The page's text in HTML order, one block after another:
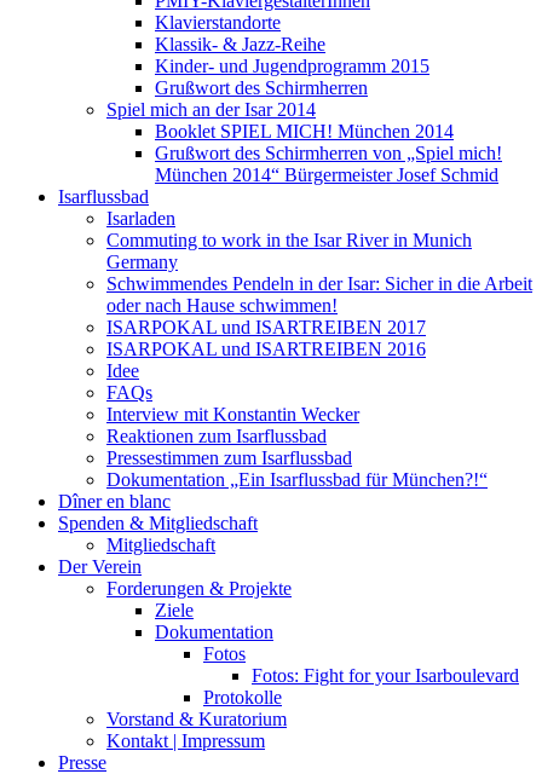
Klavierstandorte
Klassik- & Jazz-Reihe
Kinder- und Jugendprogramm 2015
Grußwort des Schirmherren
Spiel mich an der Isar 2014
Booklet SPIEL MICH! München 2014
Grußwort des Schirmherren von „Spiel mich!
München 2014“ Bürgermeister Josef Schmid
Isarflussbad
Isarladen
Commuting to work in the Isar River in Munich
Germany
Schwimmendes Pendeln in der Isar: Sicher in die Arbeit
oder nach Hause schwimmen!
ISARPOKAL und ISARTREIBEN 2017
ISARPOKAL und ISARTREIBEN 2016
Idee
FAQs
Interview mit Konstantin Wecker
Reaktionen zum Isarflussbad
Pressestimmen zum Isarflussbad
Dokumentation „Ein Isarflussbad für München?!“
Dîner en blanc
Spenden & Mitgliedschaft
Mitgliedschaft
Der Verein
Forderungen & Projekte
Ziele
Dokumentation
Fotos
Fotos: Fight for your Isarboulevard
Protokolle
Vorstand & Kuratorium
Kontakt | Impressum
Presse